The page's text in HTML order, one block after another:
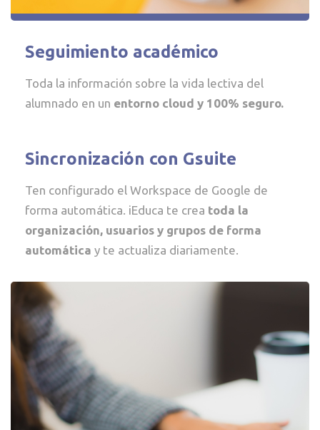
Seguimiento académico
Toda la información sobre la vida lectiva del
alumnado en un entorno cloud y 100% seguro.
Sincronización con Gsuite
Ten configurado el Workspace de Google de
forma automática. iEduca te crea toda la
organización, usuarios y grupos de forma
automática y te actualiza diariamente.